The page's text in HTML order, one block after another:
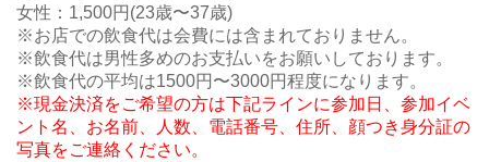
女性：1,500円 (23歳〜37歳)
※お店での飲食代は会費には含まれておりません。
※飲食代は男性多めのお支払いをお願いしております。
※飲食代の平均は1500円〜3000円程度になります。
※現金決済をご希望の方は下記ラインに参加日、参加イベ
ント名、お名前、人数、電話番号、住所、顔つき身分証の
写真をご連絡ください。